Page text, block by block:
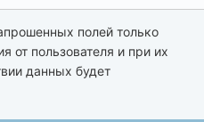
полей только
от пользователя и при их
данных будет